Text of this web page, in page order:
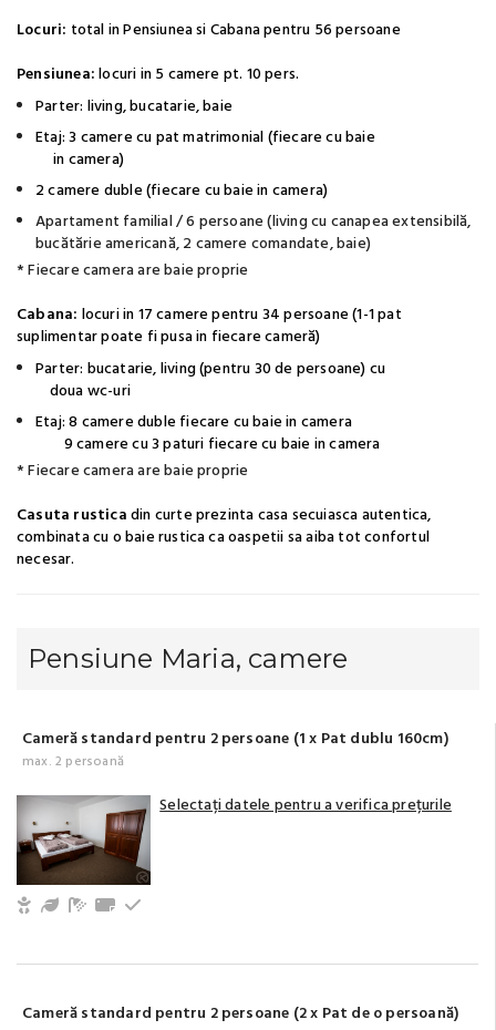
Locuri: total in Pensiunea si Cabana pentru 56 persoane
Pensiunea:locuri in 5 camere pt. 10 pers.
Parter: living, bucatarie, baie
Etaj: 3 camere cu pat matrimonial (fiecare cu baie
in camera)
2 camere duble (fiecare cu baie in camera)
Apartament familial / 6 persoane (living cu canapea extensibilă,
bucătărie americană, 2 camere comandate, baie)
* Fiecare camera are baie proprie
Cabana: locuri in 17 camere pentru 34 persoane (1-1 pat
suplimentar poate fi pusa in fiecare cameră)
Parter: bucatarie, living (pentru 30 de persoane) cu
doua wc-uri
Etaj: 8 camere duble fiecare cu baie in camera
9 camere cu 3 paturi fiecare cu baie in camera
* Fiecare camera are baie proprie
Casuta rusticadin curte prezinta casa secuiasca autentica,
combinata cu o baie rustica ca oaspetii sa aiba tot confortul
necesar.
Pensiune Maria, camere
Cameră standard pentru 2 persoane (1 x Pat dublu 160cm)
max. 2 persoană
Copii și bebeluși sunt binevenite
Grădină / Curte / Zonă verde
Baie cu duș (privat)
Prosoape
Selectați datele pentru a verifica prețurile
Cameră standard pentru 2 persoane (2 x Pat de o persoană)